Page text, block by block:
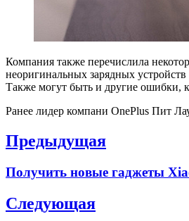
Компания также перечислила
неоригинальных зарядных
Также могут быть и другие ошибки,
Ранее лидер компани OnePlus Пит
Навигация
записям
Предыдущая
Previous
Получить новые гаджеты
Следующая